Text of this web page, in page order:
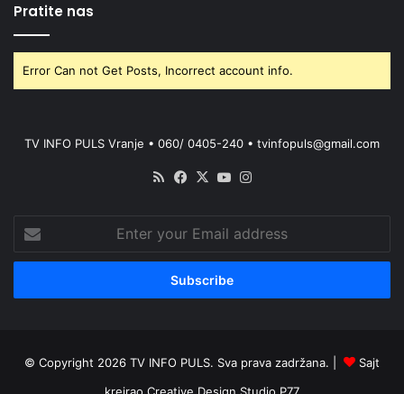
Pratite nas
Error Can not Get Posts, Incorrect account info.
TV INFO PULS Vranje • 060/ 0405-240 • tvinfopuls@gmail.com
RSS Facebook
X YouTube
your
Email
© Copyright 2026 TV INFO PULS. Sva prava zadržana. |
Sajt
kreirao Creative Design Studio P77